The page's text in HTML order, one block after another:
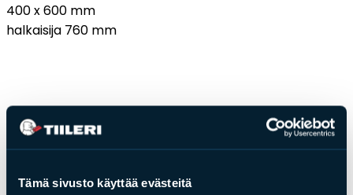
Tämä sivusto käyttää evästeitä
Yhteystiedot
400 x 600 mm
halkaisija 760 mm
Saat­tai­sit ol­la kiin­nos­tu­nut